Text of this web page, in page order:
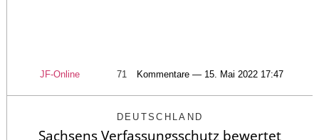
JF-Online 71 Kommentare — 15. Mai 2022 17:47
DEUTSCHLAND
Sachsens Verfassungsschutz bewertet